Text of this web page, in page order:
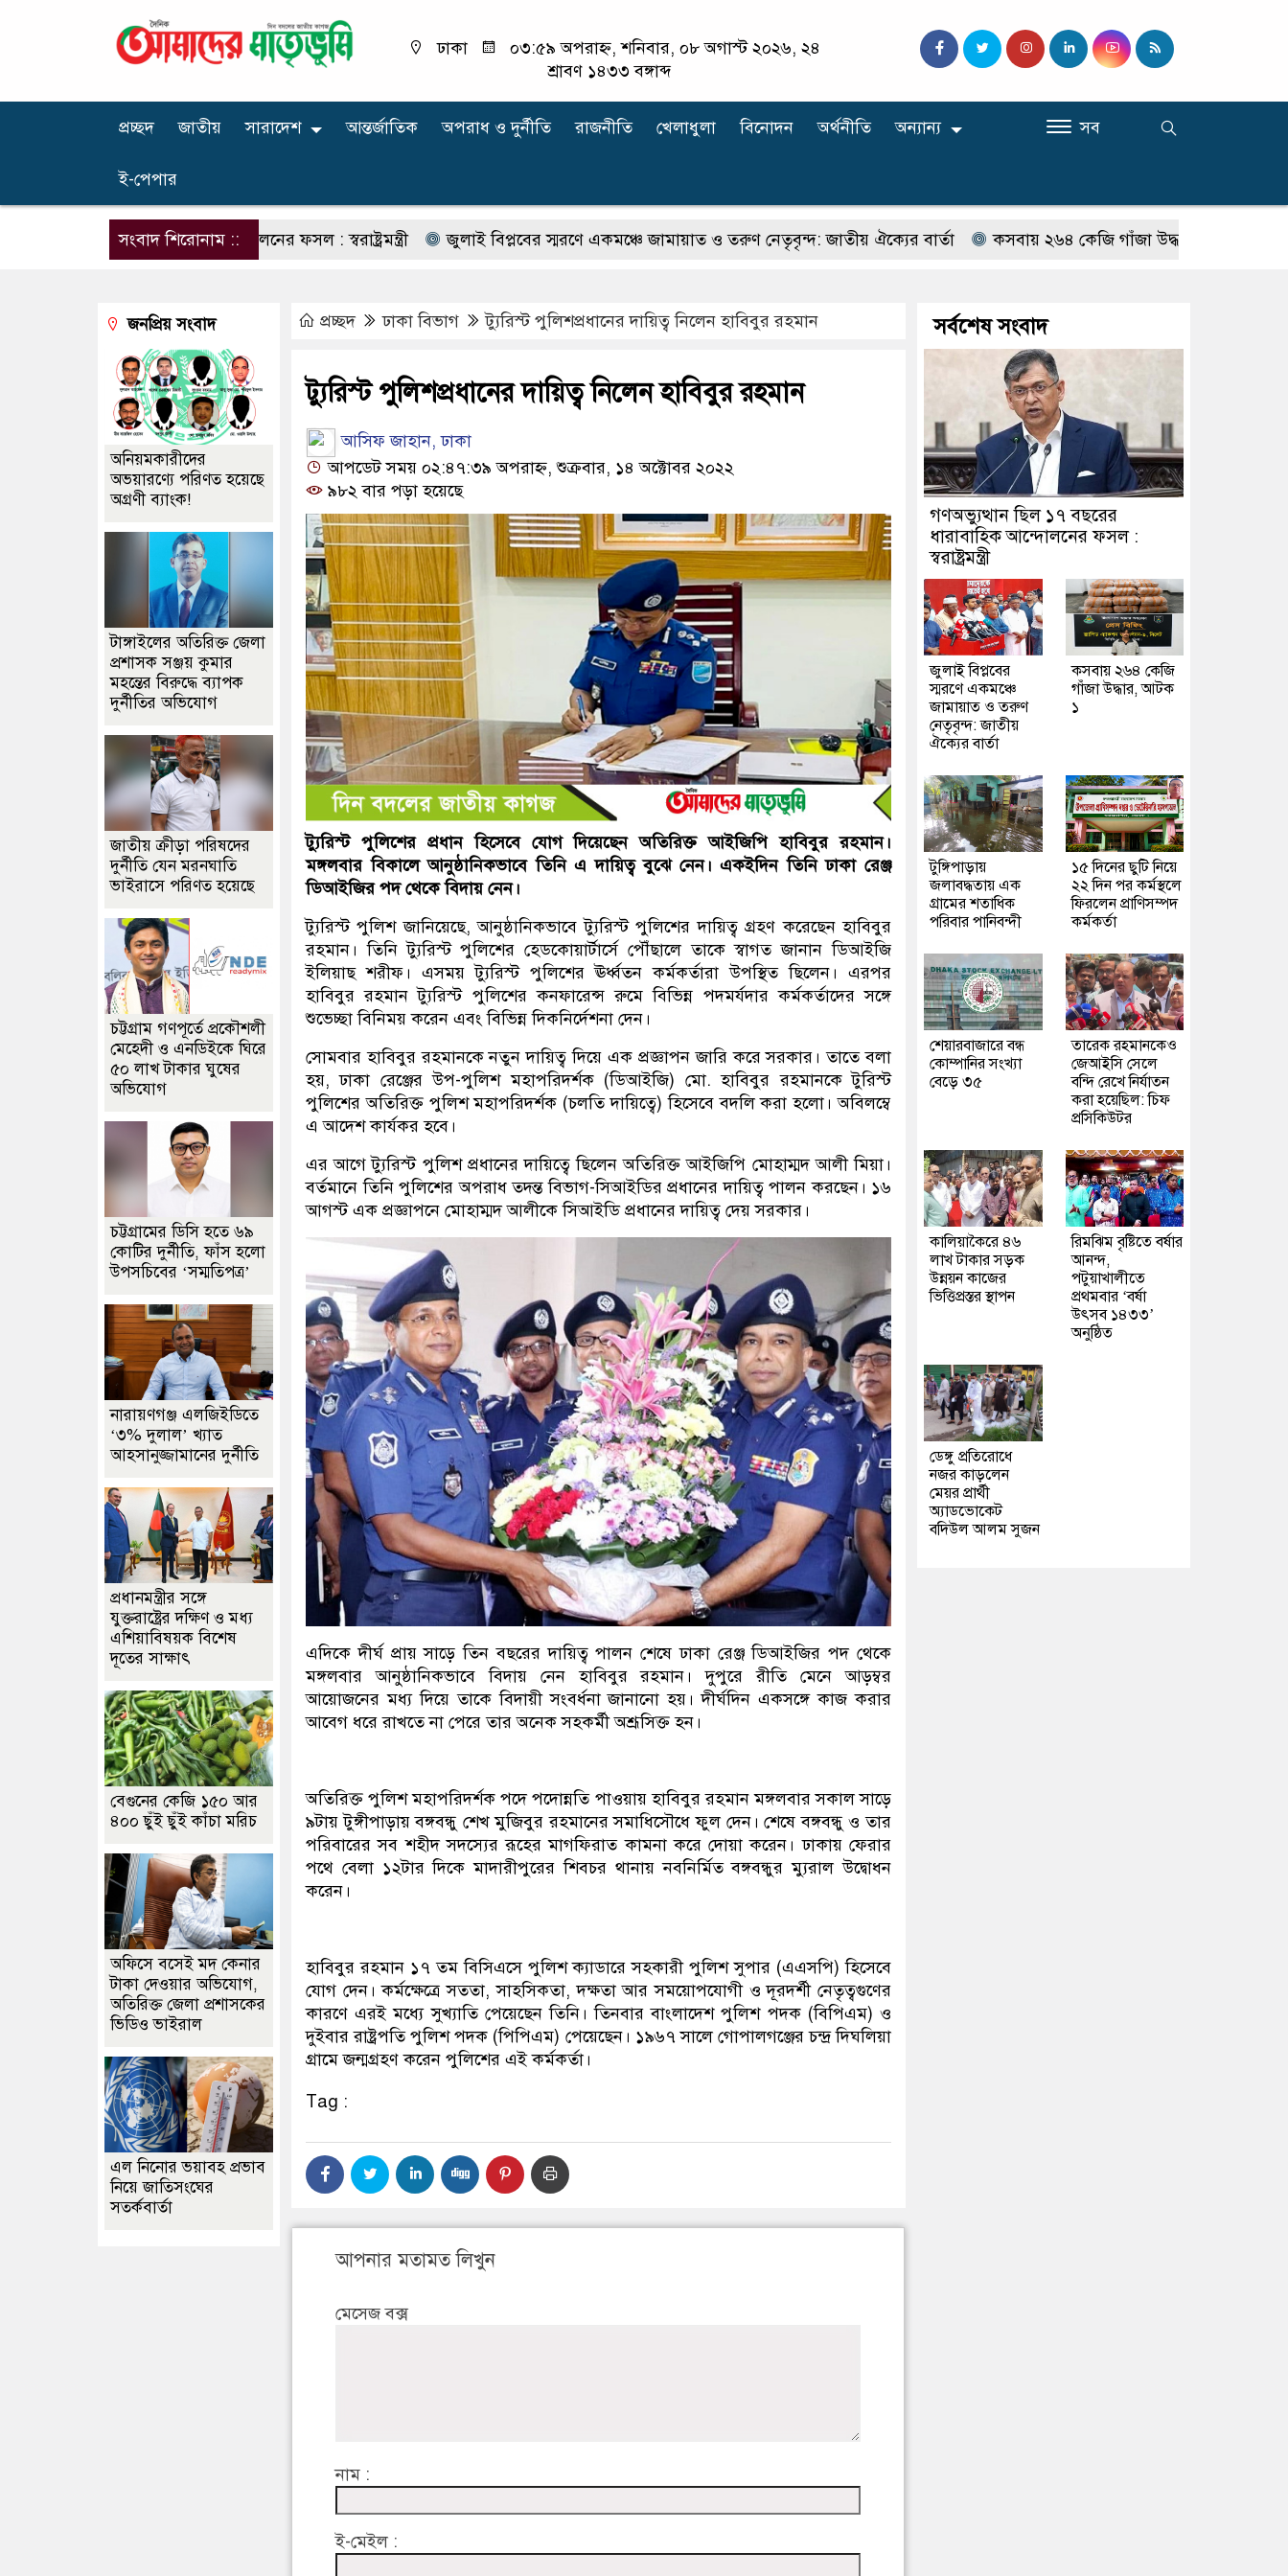
ঢাকা
০৩:৫৯ অপরাহ্ন, শনিবার, ০৮ অগাস্ট ২০২৬, ২৪
শ্রাবণ ১৪৩৩ বঙ্গাব্দ
প্রচ্ছদ জাতীয় সারাদেশ আন্তর্জাতিক অপরাধ ‍ও দুর্নীতি রাজনীতি খেলাধুলা বিনোদন অর্থনীতি অন্যান্য
ই-পেপার
সব
সংবাদ শিরোনাম ::
বছরের ধারাবাহিক আন্দোলনের ফসল : স্বরাষ্ট্রমন্ত্রী জুলাই বিপ্লবের স্মরণে একমঞ্চে জামায়াত ও তরুণ নেতৃবৃন্দ: জাতীয় ঐক্যের বার্তা কসবায় ২৬৪ কেজি গাঁজা উদ্ধার, আটক ১
প্রচ্ছদ ঢাকা বিভাগ ট্যুরিস্ট পুলিশপ্রধানের দায়িত্ব নিলেন হাবিবুর রহমান
ট্যুরিস্ট পুলিশপ্রধানের দায়িত্ব নিলেন হাবিবুর রহমান
আসিফ জাহান, ঢাকা
আপডেট সময় ০২:৪৭:৩৯ অপরাহ্ন, শুক্রবার, ১৪ অক্টোবর ২০২২
৯৮২ বার পড়া হয়েছে
ট্যুরিস্ট পুলিশের প্রধান হিসেবে যোগ দিয়েছেন অতিরিক্ত আইজিপি হাবিবুর রহমান।
মঙ্গলবার বিকালে আনুষ্ঠানিকভাবে তিনি এ দায়িত্ব বুঝে নেন। একইদিন তিনি ঢাকা রেঞ্জ
ডিআইজির পদ থেকে বিদায় নেন।
ট্যুরিস্ট পুলিশ জানিয়েছে, আনুষ্ঠানিকভাবে ট্যুরিস্ট পুলিশের দায়িত্ব গ্রহণ করেছেন হাবিবুর
রহমান। তিনি ট্যুরিস্ট পুলিশের হেডকোয়ার্টার্সে পৌঁছালে তাকে স্বাগত জানান ডিআইজি
ইলিয়াছ শরীফ। এসময় ট্যুরিস্ট পুলিশের ঊর্ধ্বতন কর্মকর্তারা উপস্থিত ছিলেন। এরপর
হাবিবুর রহমান ট্যুরিস্ট পুলিশের কনফারেন্স রুমে বিভিন্ন পদমর্যদার কর্মকর্তাদের সঙ্গে
শুভেচ্ছা বিনিময় করেন এবং বিভিন্ন দিকনির্দেশনা দেন।
সোমবার হাবিবুর রহমানকে নতুন দায়িত্ব দিয়ে এক প্রজ্ঞাপন জারি করে সরকার। তাতে বলা
হয়, ঢাকা রেঞ্জের উপ-পুলিশ মহাপরিদর্শক (ডিআইজি) মো. হাবিবুর রহমানকে টুরিস্ট
পুলিশের অতিরিক্ত পুলিশ মহাপরিদর্শক (চলতি দায়িত্বে) হিসেবে বদলি করা হলো। অবিলম্বে
এ আদেশ কার্যকর হবে।
এর আগে ট্যুরিস্ট পুলিশ প্রধানের দায়িত্বে ছিলেন অতিরিক্ত আইজিপি মোহাম্মদ আলী মিয়া।
বর্তমানে তিনি পুলিশের অপরাধ তদন্ত বিভাগ-সিআইডির প্রধানের দায়িত্ব পালন করছেন। ১৬
আগস্ট এক প্রজ্ঞাপনে মোহাম্মদ আলীকে সিআইডি প্রধানের দায়িত্ব দেয় সরকার।
এদিকে দীর্ঘ প্রায় সাড়ে তিন বছরের দায়িত্ব পালন শেষে ঢাকা রেঞ্জ ডিআইজির পদ থেকে
মঙ্গলবার আনুষ্ঠানিকভাবে বিদায় নেন হাবিবুর রহমান। দুপুরে রীতি মেনে আড়ম্বর
আয়োজনের মধ্য দিয়ে তাকে বিদায়ী সংবর্ধনা জানানো হয়। দীর্ঘদিন একসঙ্গে কাজ করার
আবেগ ধরে রাখতে না পেরে তার অনেক সহকর্মী অশ্রূসিক্ত হন।
অতিরিক্ত পুলিশ মহাপরিদর্শক পদে পদোন্নতি পাওয়ায় হাবিবুর রহমান মঙ্গলবার সকাল সাড়ে
৯টায় টুঙ্গীপাড়ায় বঙ্গবন্ধু শেখ মুজিবুর রহমানের সমাধিসৌধে ফুল দেন। শেষে বঙ্গবন্ধু ও তার
পরিবারের সব শহীদ সদস্যের রূহের মাগফিরাত কামনা করে দোয়া করেন। ঢাকায় ফেরার
পথে বেলা ১২টার দিকে মাদারীপুরের শিবচর থানায় নবনির্মিত বঙ্গবন্ধুর ম্যুরাল উদ্বোধন
করেন।
হাবিবুর রহমান ১৭ তম বিসিএসে পুলিশ ক্যাডারে সহকারী পুলিশ সুপার (এএসপি) হিসেবে
যোগ দেন। কর্মক্ষেত্রে সততা, সাহসিকতা, দক্ষতা আর সময়োপযোগী ও দূরদর্শী নেতৃত্বগুণের
কারণে এরই মধ্যে সুখ্যাতি পেয়েছেন তিনি। তিনবার বাংলাদেশ পুলিশ পদক (বিপিএম) ও
দুইবার রাষ্ট্রপতি পুলিশ পদক (পিপিএম) পেয়েছেন। ১৯৬৭ সালে গোপালগঞ্জের চন্দ্র দিঘলিয়া
গ্রামে জন্মগ্রহণ করেন পুলিশের এই কর্মকর্তা।
Tag :
আপনার মতামত লিখুন
মেসেজ বক্স
নাম :
ই-মেইল :
জনপ্রিয় সংবাদ
অনিয়মকারীদের
অভয়ারণ্যে পরিণত হয়েছে
অগ্রণী ব্যাংক!
টাঙ্গাইলের অতিরিক্ত জেলা
প্রশাসক সঞ্জয় কুমার
মহন্তের বিরুদ্ধে ব্যাপক
দুর্নীতির অভিযোগ
জাতীয় ক্রীড়া পরিষদের
দুর্নীতি যেন মরনঘাতি
ভাইরাসে পরিণত হয়েছে
চট্টগ্রাম গণপূর্তে প্রকৌশলী
মেহেদী ও এনডিইকে ঘিরে
৫০ লাখ টাকার ঘুষের
অভিযোগ
চট্টগ্রামের ডিসি হতে ৬৯
কোটির দুর্নীতি, ফাঁস হলো
উপসচিবের ‘সম্মতিপত্র’
নারায়ণগঞ্জ এলজিইডিতে
‘৩% দুলাল’ খ্যাত
আহসানুজ্জামানের দুর্নীতি
প্রধানমন্ত্রীর সঙ্গে
যুক্তরাষ্ট্রের দক্ষিণ ও মধ্য
এশিয়াবিষয়ক বিশেষ
দূতের সাক্ষাৎ
বেগুনের কেজি ১৫০ আর
৪০০ ছুঁই ছুঁই কাঁচা মরিচ
অফিসে বসেই মদ কেনার
টাকা দেওয়ার অভিযোগ,
অতিরিক্ত জেলা প্রশাসকের
ভিডিও ভাইরাল
এল নিনোর ভয়াবহ প্রভাব
নিয়ে জাতিসংঘের
সতর্কবার্তা
সর্বশেষ সংবাদ
গণঅভ্যুত্থান ছিল ১৭ বছরের
ধারাবাহিক আন্দোলনের ফসল :
স্বরাষ্ট্রমন্ত্রী
জুলাই বিপ্লবের
স্মরণে একমঞ্চে
জামায়াত ও তরুণ
নেতৃবৃন্দ: জাতীয়
ঐক্যের বার্তা
কসবায় ২৬৪ কেজি
গাঁজা উদ্ধার, আটক
১
টুঙ্গিপাড়ায়
জলাবদ্ধতায় এক
গ্রামের শতাধিক
পরিবার পানিবন্দী
১৫ দিনের ছুটি নিয়ে
২২ দিন পর কর্মস্থলে
ফিরলেন প্রাণিসম্পদ
কর্মকর্তা
শেয়ারবাজারে বন্ধ
কোম্পানির সংখ্যা
বেড়ে ৩৫
তারেক রহমানকেও
জেআইসি সেলে
বন্দি রেখে নির্যাতন
করা হয়েছিল: চিফ
প্রসিকিউটর
কালিয়াকৈরে ৪৬
লাখ টাকার সড়ক
উন্নয়ন কাজের
ভিত্তিপ্রস্তর স্থাপন
রিমঝিম বৃষ্টিতে বর্ষার
আনন্দ,
পটুয়াখালীতে
প্রথমবার ‘বর্ষা
উৎসব ১৪৩৩’
অনুষ্ঠিত
ডেঙ্গু প্রতিরোধে
নজর কাড়লেন
মেয়র প্রার্থী
অ্যাডভোকেট
বদিউল আলম সুজন